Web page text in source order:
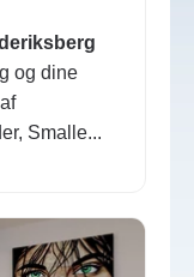
og dine
Smalle...